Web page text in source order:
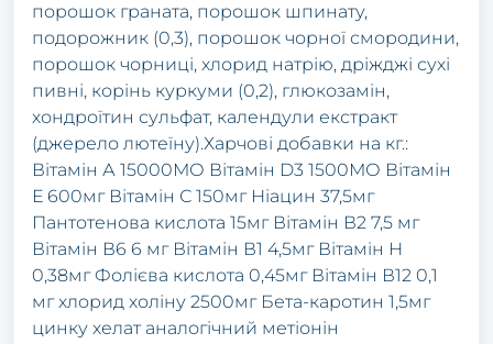
порошок граната, порошок шпинату,
подорожник (0,3), порошок чорної смородини,
порошок чорниці, хлорид натрію, дріжджі сухі
пивні, корінь куркуми (0,2), глюкозамін,
хондроїтин сульфат, календули екстракт
(джерело лютеїну).Харчові добавки на кг.:
Вітамін А 15000МО Вітамін D3 1500МО Вітамін
Е 600мг Вітамін С 150мг Ніацин 37,5мг
Пантотенова кислота 15мг Вітамін В2 7,5 мг
Вітамін В6 6 мг Вітамін В1 4,5мг Вітамін Н
0,38мг Фолієва кислота 0,45мг Вітамін В12 0,1
мг хлорид холіну 2500мг Бета-каротин 1,5мг
цинку хелат аналогічний метіонін